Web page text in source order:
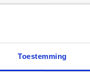
Toestemming